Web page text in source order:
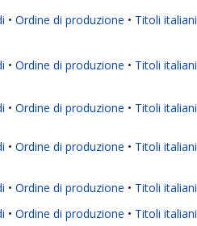
Ordine di produzione Titoli italiani
Ordine di produzione Titoli italiani
Ordine di produzione Titoli italiani
Ordine di produzione Titoli italiani
Ordine di produzione Titoli italiani
Ordine di produzione Titoli italiani